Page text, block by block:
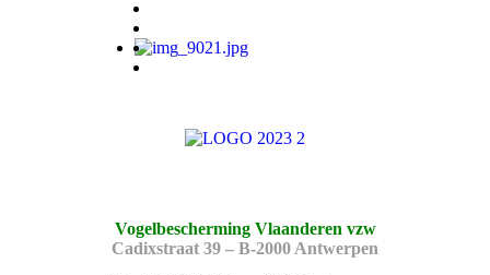
Vogelbescherming Vlaanderen vzw
Cadixstraat 39 – B-2000 Antwerpen